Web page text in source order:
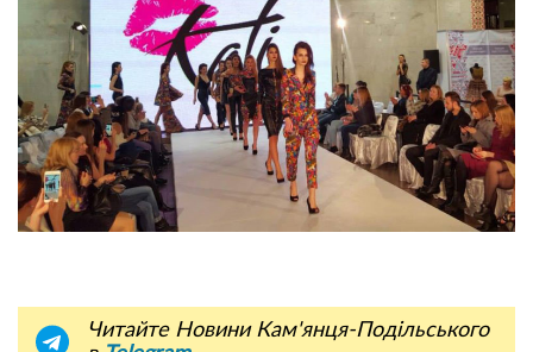
Читайте Новини Кам'янця-Подільського